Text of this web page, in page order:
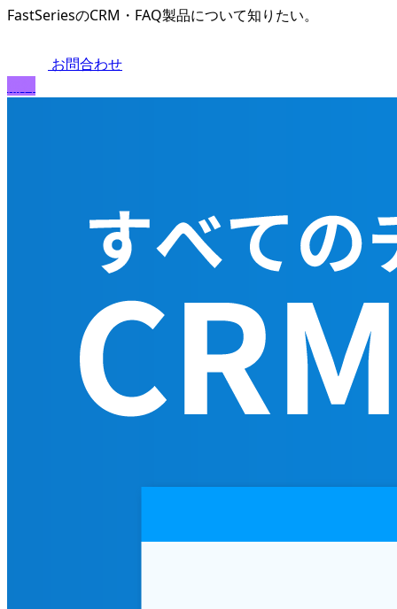
FastSeriesのCRM・FAQ製品について知りたい。
お問合わせ